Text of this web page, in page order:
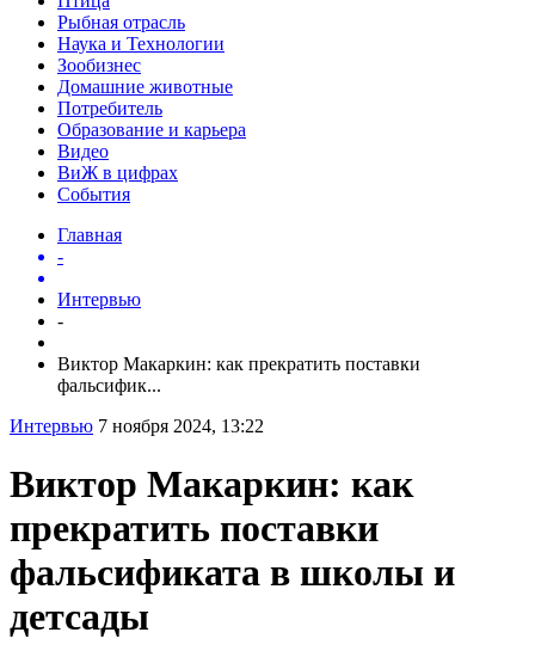
Рыбная отрасль
Наука и Технологии
Зообизнес
Домашние животные
Потребитель
Образование и карьера
Видео
ВиЖ в цифрах
События
Главная
-
Интервью
-
Виктор Макаркин: как прекратить поставки
фальсифик...
Интервью 7 ноября 2024, 13:22
Виктор Макаркин: как
прекратить поставки
фальсификата в школы и
детсады